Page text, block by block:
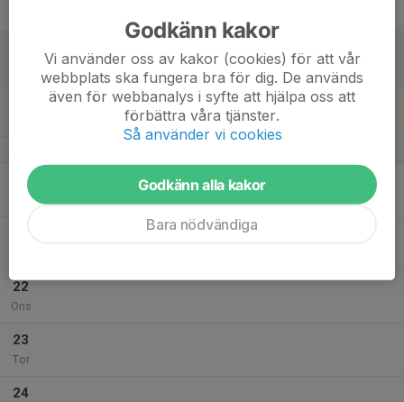
20
Mån
22
Ons
23
Tor
24
Godkänn kakor
Vi använder oss av kakor (cookies) för att vår
webbplats ska fungera bra för dig. De används
även för webbanalys i syfte att hjälpa oss att
förbättra våra tjänster.
Så använder vi cookies
Godkänn alla kakor
Bara nödvändiga